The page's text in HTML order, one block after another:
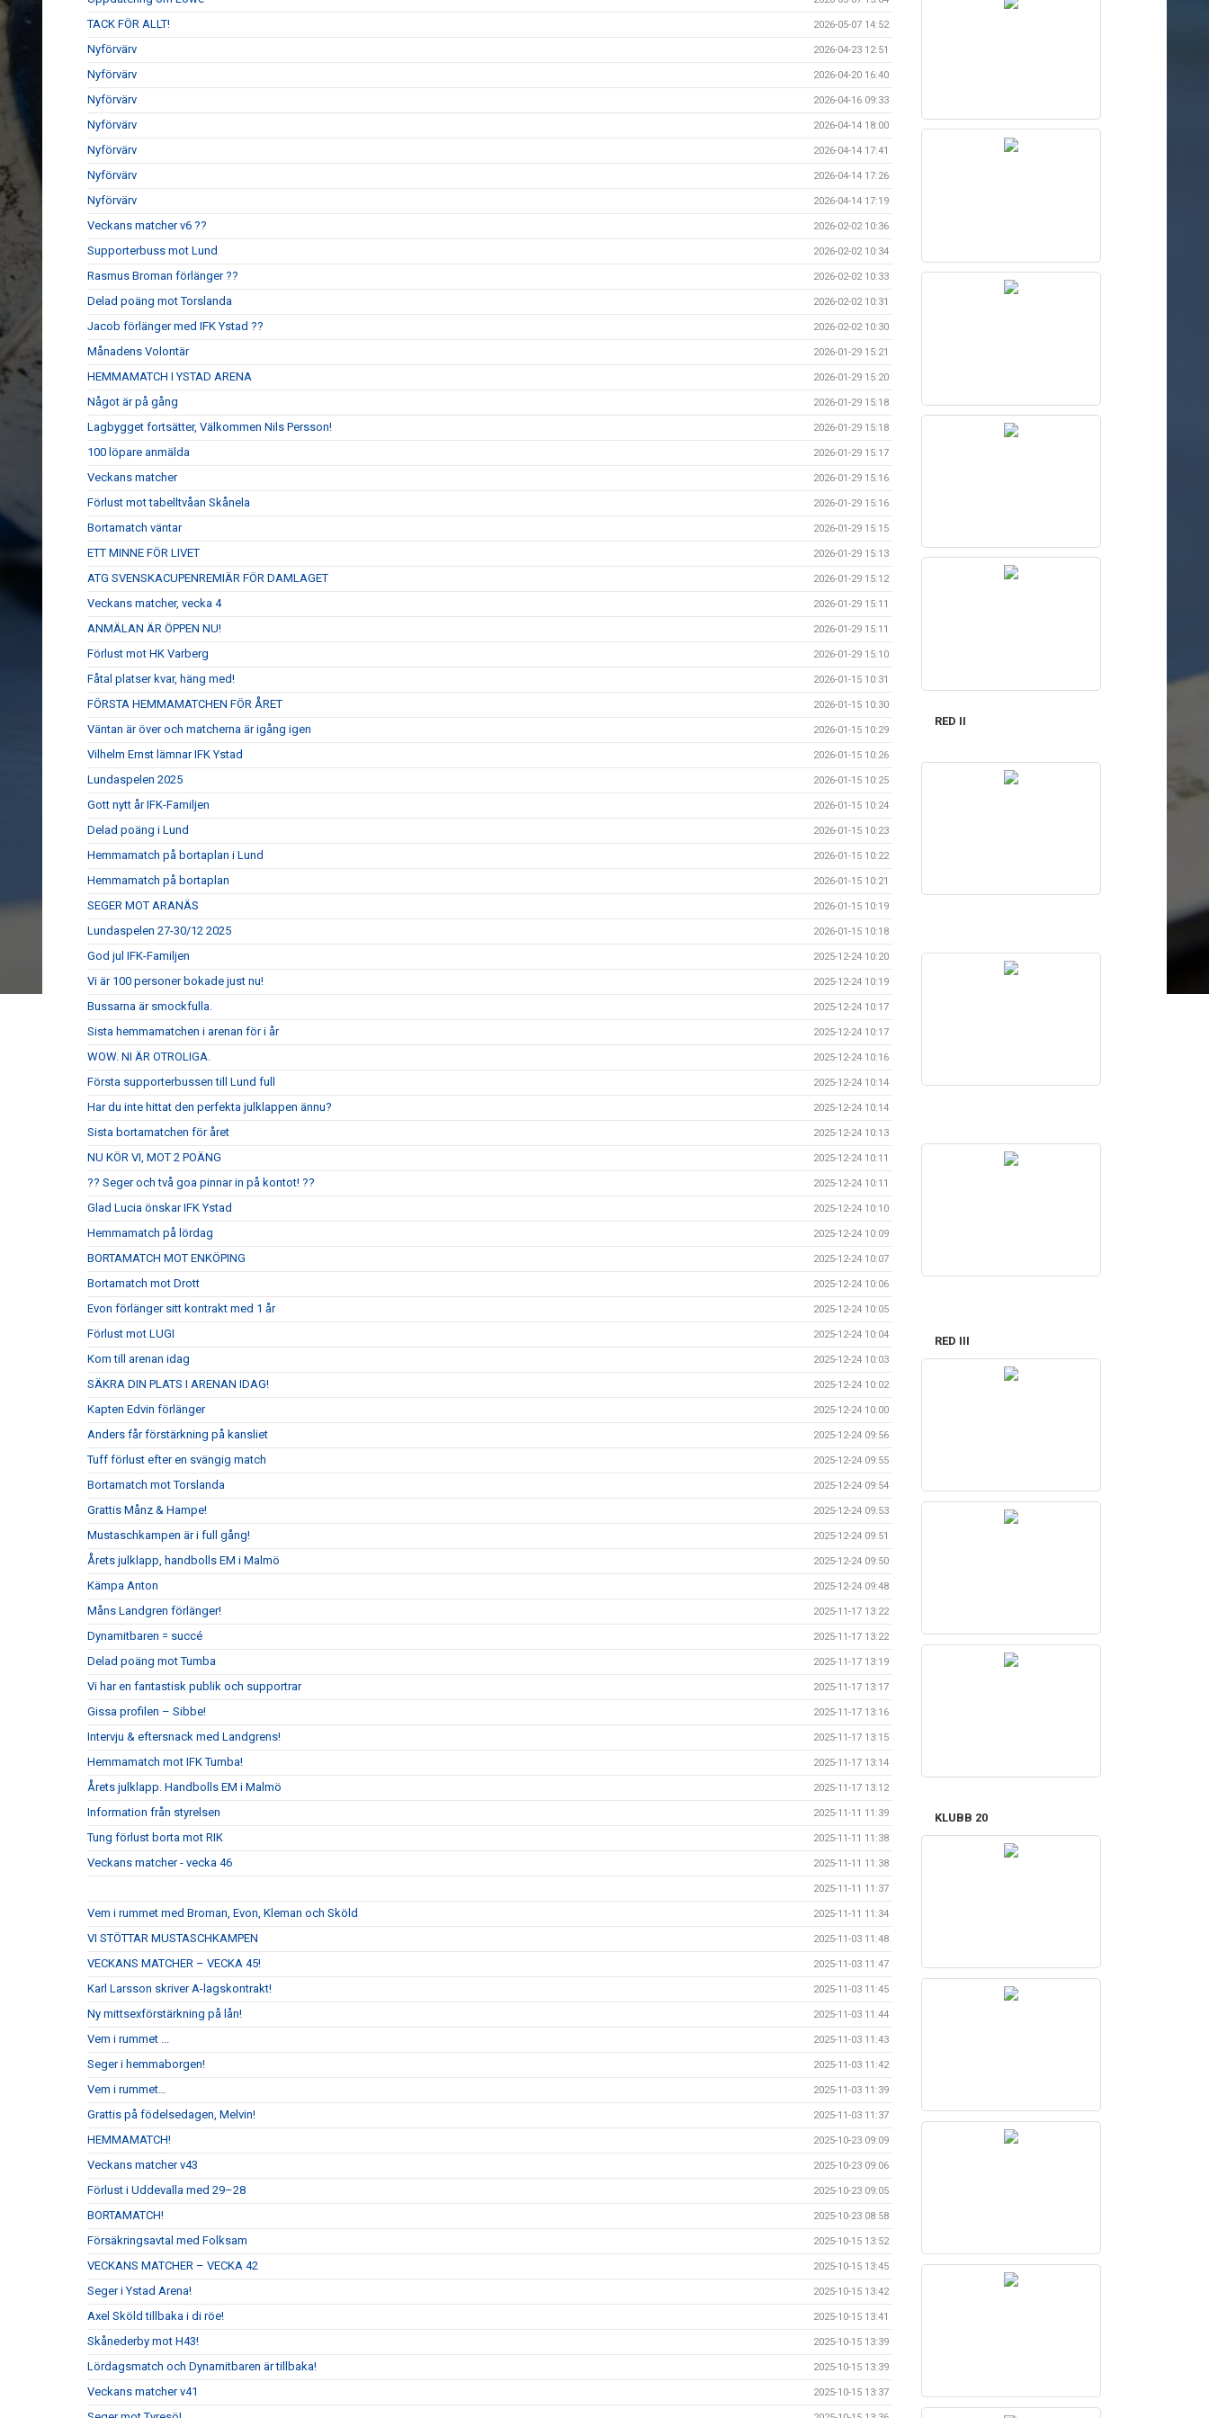
TACK FÖR ALLT! 2026-05-07 14:52
Nyförvärv 2026-04-23 12:51
Nyförvärv 2026-04-20 16:40
Nyförvärv 2026-04-16 09:33
Nyförvärv 2026-04-14 18:00
Nyförvärv 2026-04-14 17:41
Nyförvärv 2026-04-14 17:26
Nyförvärv 2026-04-14 17:19
Veckans matcher v6 ?? 2026-02-02 10:36
Supporterbuss mot Lund 2026-02-02 10:34
Rasmus Broman förlänger ?? 2026-02-02 10:33
Delad poäng mot Torslanda 2026-02-02 10:31
Jacob förlänger med IFK Ystad ?? 2026-02-02 10:30
Månadens Volontär 2026-01-29 15:21
HEMMAMATCH I YSTAD ARENA 2026-01-29 15:20
Något är på gång 2026-01-29 15:18
Lagbygget fortsätter, Välkommen Nils Persson! 2026-01-29 15:18
100 löpare anmälda 2026-01-29 15:17
Veckans matcher 2026-01-29 15:16
Förlust mot tabelltvåan Skånela 2026-01-29 15:16
Bortamatch väntar 2026-01-29 15:15
ETT MINNE FÖR LIVET 2026-01-29 15:13
ATG SVENSKACUPENREMIÄR FÖR DAMLAGET 2026-01-29 15:12
Veckans matcher, vecka 4 2026-01-29 15:11
ANMÄLAN ÄR ÖPPEN NU! 2026-01-29 15:11
Förlust mot HK Varberg 2026-01-29 15:10
Fåtal platser kvar, häng med! 2026-01-15 10:31
FÖRSTA HEMMAMATCHEN FÖR ÅRET 2026-01-15 10:30
Väntan är över och matcherna är igång igen 2026-01-15 10:29
Vilhelm Ernst lämnar IFK Ystad 2026-01-15 10:26
Lundaspelen 2025 2026-01-15 10:25
Gott nytt år IFK-Familjen 2026-01-15 10:24
Delad poäng i Lund 2026-01-15 10:23
Hemmamatch på bortaplan i Lund 2026-01-15 10:22
Hemmamatch på bortaplan 2026-01-15 10:21
SEGER MOT ARANÄS 2026-01-15 10:19
Lundaspelen 27-30/12 2025 2026-01-15 10:18
God jul IFK-Familjen 2025-12-24 10:20
Vi är 100 personer bokade just nu! 2025-12-24 10:19
Bussarna är smockfulla. 2025-12-24 10:17
Sista hemmamatchen i arenan för i år 2025-12-24 10:17
WOW. NI ÄR OTROLIGA. 2025-12-24 10:16
Första supporterbussen till Lund full 2025-12-24 10:14
Har du inte hittat den perfekta julklappen ännu? 2025-12-24 10:14
Sista bortamatchen för året 2025-12-24 10:13
NU KÖR VI, MOT 2 POÄNG 2025-12-24 10:11
?? Seger och två goa pinnar in på kontot! ?? 2025-12-24 10:11
Glad Lucia önskar IFK Ystad 2025-12-24 10:10
Hemmamatch på lördag 2025-12-24 10:09
BORTAMATCH MOT ENKÖPING 2025-12-24 10:07
Bortamatch mot Drott 2025-12-24 10:06
Evon förlänger sitt kontrakt med 1 år 2025-12-24 10:05
Förlust mot LUGI 2025-12-24 10:04
Kom till arenan idag 2025-12-24 10:03
SÄKRA DIN PLATS I ARENAN IDAG! 2025-12-24 10:02
Kapten Edvin förlänger 2025-12-24 10:00
Anders får förstärkning på kansliet 2025-12-24 09:56
Tuff förlust efter en svängig match 2025-12-24 09:55
Bortamatch mot Torslanda 2025-12-24 09:54
Grattis Månz & Hampe! 2025-12-24 09:53
Mustaschkampen är i full gång! 2025-12-24 09:51
Årets julklapp, handbolls EM i Malmö 2025-12-24 09:50
Kämpa Anton 2025-12-24 09:48
Måns Landgren förlänger! 2025-11-17 13:22
Dynamitbaren = succé 2025-11-17 13:22
Delad poäng mot Tumba 2025-11-17 13:19
Vi har en fantastisk publik och supportrar 2025-11-17 13:17
Gissa profilen – Sibbe! 2025-11-17 13:16
Intervju & eftersnack med Landgrens! 2025-11-17 13:15
Hemmamatch mot IFK Tumba! 2025-11-17 13:14
Årets julklapp. Handbolls EM i Malmö 2025-11-17 13:12
Information från styrelsen 2025-11-11 11:39
Tung förlust borta mot RIK 2025-11-11 11:38
Veckans matcher - vecka 46 2025-11-11 11:38
2025-11-11 11:37
Vem i rummet med Broman, Evon, Kleman och Sköld 2025-11-11 11:34
VI STÖTTAR MUSTASCHKAMPEN 2025-11-03 11:48
VECKANS MATCHER – VECKA 45! 2025-11-03 11:47
Karl Larsson skriver A-lagskontrakt! 2025-11-03 11:45
Ny mittsexförstärkning på lån! 2025-11-03 11:44
Vem i rummet ... 2025-11-03 11:43
Seger i hemmaborgen! 2025-11-03 11:42
Vem i rummet… 2025-11-03 11:39
Grattis på födelsedagen, Melvin! 2025-11-03 11:37
HEMMAMATCH! 2025-10-23 09:09
Veckans matcher v43 2025-10-23 09:06
Förlust i Uddevalla med 29–28 2025-10-23 09:05
BORTAMATCH! 2025-10-23 08:58
Försäkringsavtal med Folksam 2025-10-15 13:52
VECKANS MATCHER – VECKA 42 2025-10-15 13:45
Seger i Ystad Arena! 2025-10-15 13:42
Axel Sköld tillbaka i di röe! 2025-10-15 13:41
Skånederby mot H43! 2025-10-15 13:39
Lördagsmatch och Dynamitbaren är tillbaka! 2025-10-15 13:39
Veckans matcher v41 2025-10-15 13:37
RED II
RED III
KLUBB 20